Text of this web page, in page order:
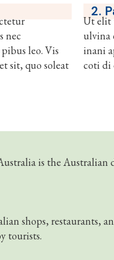
nec
leo. Vis
sit, quo soleat
2.
Ut elit
ulvina
inani
coti di
is the
shops, restaurants,
tourists.